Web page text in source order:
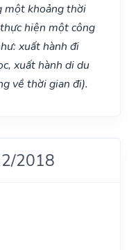
một khoảng thời
hiện một công
xuất hành đi
xuất hành di du
về thời gian đi).
2018